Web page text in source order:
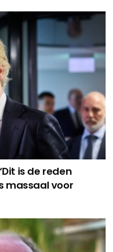
is de reden
massaal voor